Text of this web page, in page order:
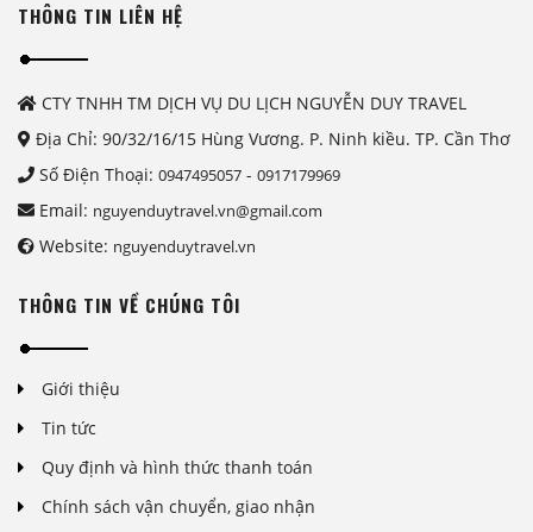
THÔNG TIN LIÊN HỆ
CTY TNHH TM DỊCH VỤ DU LỊCH NGUYỄN DUY TRAVEL
Địa Chỉ: 90/32/16/15 Hùng Vương. P. Ninh kiều. TP. Cần Thơ
Số Điện Thoại: 0947495057 - 0917179969
Email: nguyenduytravel.vn@gmail.com
Website: nguyenduytravel.vn
THÔNG TIN VỀ CHÚNG TÔI
Giới thiệu
Tin tức
Quy định và hình thức thanh toán
Chính sách vận chuyển, giao nhận